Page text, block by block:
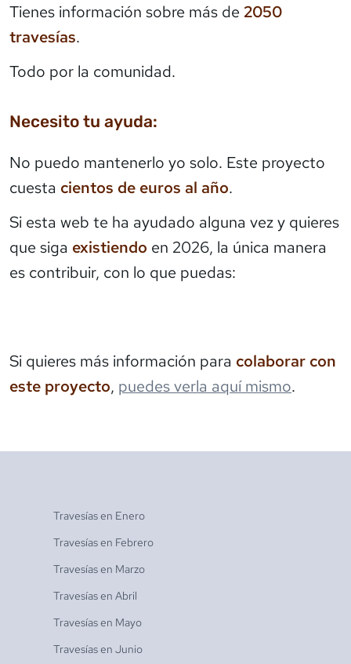
Tienes información sobre más de 2050
travesías.
Todo por la comunidad.
Necesito tu ayuda:
No puedo mantenerlo yo solo. Este proyecto
cuesta cientos de euros al año.
Si esta web te ha ayudado alguna vez y quieres
que siga existiendo en 2026, la única manera
es contribuir, con lo que puedas:
Si quieres más información para colaborar con
este proyecto, puedes verla aquí mismo.
Travesías en Enero
Travesías en Febrero
Travesías en Marzo
Travesías en Abril
Travesías en Mayo
Travesías en Junio